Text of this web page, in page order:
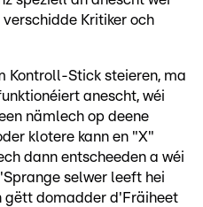
Kritiker och
Kontroll-Stick steieren, ma
anescht, wéi
nämlech op deene
klotere kann en "X"
dann entscheeden a wéi
selwer leeft hei
gëtt domadder d'Fräiheet